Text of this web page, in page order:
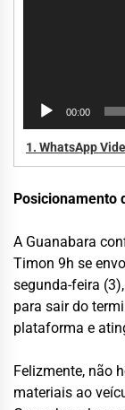
00:00
1. WhatsApp
Posicionamento
A Guanabara
Timon 9h se
segunda-feira
para sair do
plataforma e
Felizmente, não
materiais ao